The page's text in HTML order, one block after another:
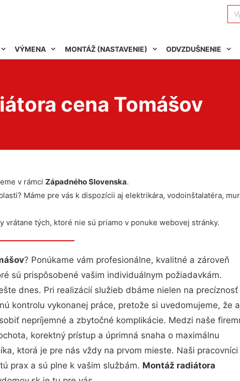
for:
VÝMENA MONTÁŽ (NASTAVENIE) ODVZDUŠNENIE
cena Tomášov
v rámci Západného Slovenska.
Máme pre vás k dispozícii aj elektrikára, vodoinštalatéra,
vrátane tých, ktoré nie sú priamo v ponuke webovej stránky.
? Ponúkame vám profesionálne, kvalitné a zároveň
sú prispôsobené vašim individuálnym požiadavkám.
dnes. Pri realizácií služieb dbáme nielen na precíznosť
kontrolu vykonanej práce, pretože si uvedomujeme, že
nepríjemné a zbytočné komplikácie. Medzi naše
korektný prístup a úprimná snaha o maximálnu
ktorá je pre nás vždy na prvom mieste. Naši pracovníci
prax a sú plne k vašim službám. Montáž radiátora